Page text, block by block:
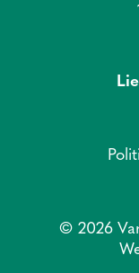
© 2026